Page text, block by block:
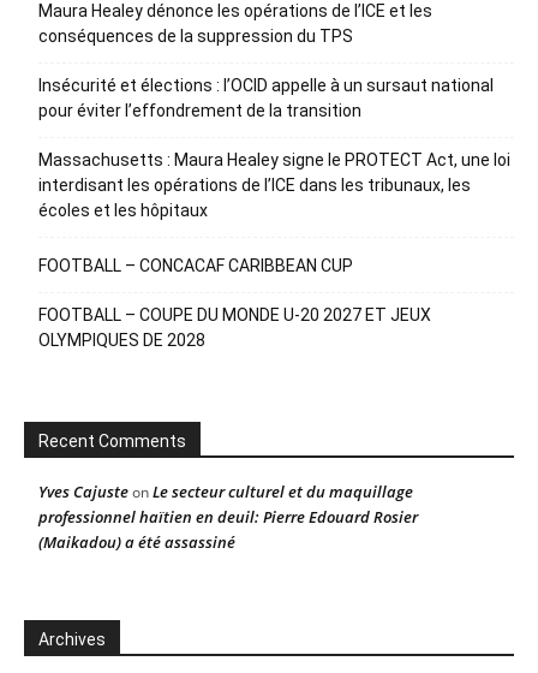
Maura Healey dénonce les opérations de l’ICE et les
conséquences de la suppression du TPS
Insécurité et élections : l’OCID appelle à un sursaut national
pour éviter l’effondrement de la transition
Massachusetts : Maura Healey signe le PROTECT Act, une loi
interdisant les opérations de l’ICE dans les tribunaux, les
écoles et les hôpitaux
FOOTBALL – CONCACAF CARIBBEAN CUP
FOOTBALL – COUPE DU MONDE U-20 2027 ET JEUX
OLYMPIQUES DE 2028
Recent Comments
Yves CajusteonLe secteur culturel et du maquillage
professionnel haïtien en deuil: Pierre Edouard Rosier
(Maikadou) a été assassiné
Archives